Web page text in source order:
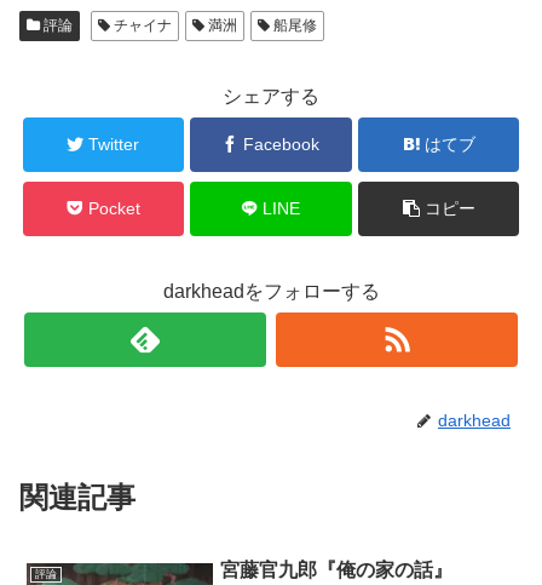
評論 チャイナ 満洲 船尾修
シェアする
Twitter Facebook はてブ
Pocket LINE コピー
darkheadをフォローする
darkhead
関連記事
評論 宮藤官九郎『俺の家の話』